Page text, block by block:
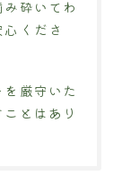
砕いてわ
くださ
厳守いた
とはあり